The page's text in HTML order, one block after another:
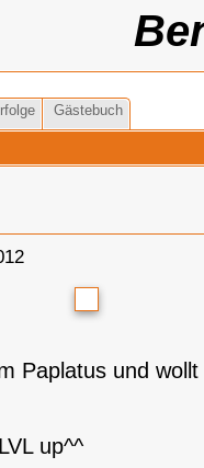
Gästebuch
Paplatus und
up^^